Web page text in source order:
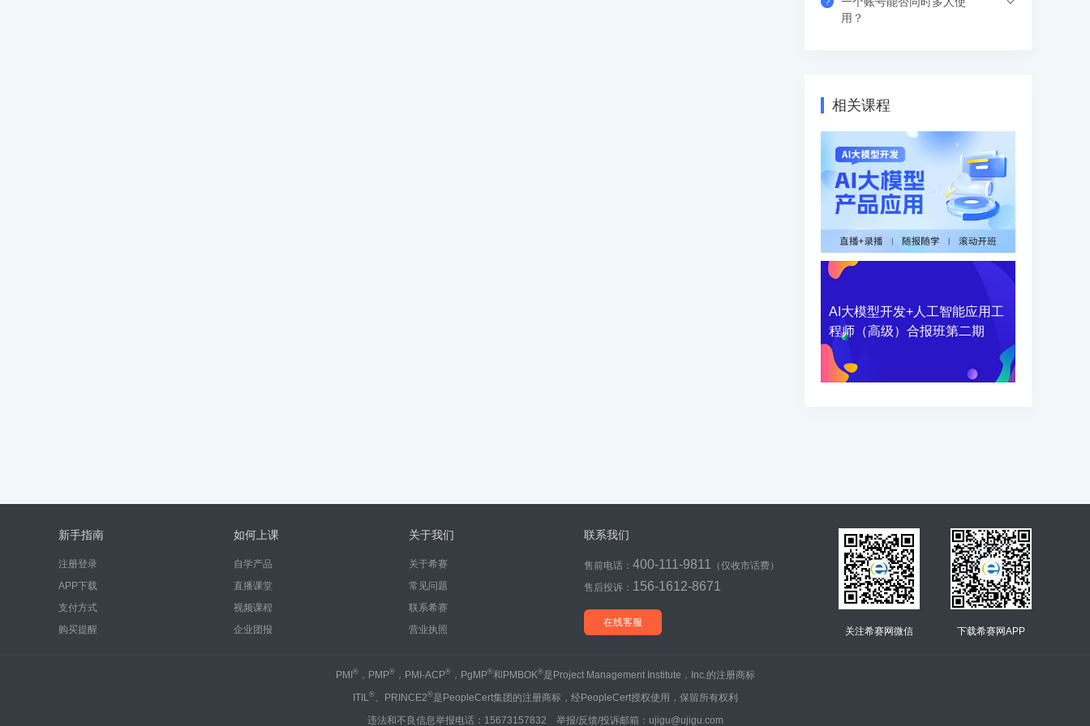
果错过网络课，也可以看回放，可反复进
支付成功后请填写收货地址信息，资料/图
用？
备，超出数量自动踢出最早登录的设备。
相关课程
AI大模型开发+人工智能应用工
程师（高级）合报班第二期
新手指南
注册登录
APP下载
支付方式
购买提醒
如何上课
自学产品
直播课堂
视频课程
企业团报
关于我们
关于希赛
常见问题
联系希赛
营业执照
联系我们
售前电话： 400-111-9811
（仅收市话费）
售后投诉： 156-1612-8671
在线客服
关注希赛网微信 下载希赛网APP
PMI®，PMP®，PMI-ACP®，PgMP®和PMBOK®是Project Management Institute，Inc.的注册商标
ITIL®、PRINCE2®是PeopleCert集团的注册商标，经PeopleCert授权使用，保留所有权利
违法和不良信息举报电话：15673157832 举报/反馈/投诉邮箱：ujigu@ujigu.com